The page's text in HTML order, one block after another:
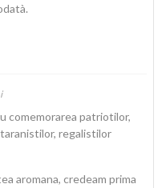
comemorarea patriotilor,
regalistilor
aromana, credeam prima